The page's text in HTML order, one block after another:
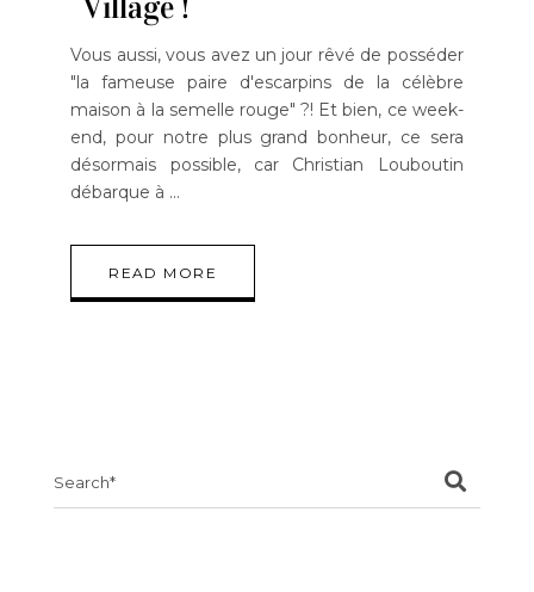
Village !
Vous aussi, vous avez un jour rêvé de posséder
"la fameuse paire d'escarpins de la célèbre
maison à la semelle rouge" ?! Et bien, ce week-
end, pour notre plus grand bonheur, ce sera
désormais possible, car Christian Louboutin
débarque à
READ MORE